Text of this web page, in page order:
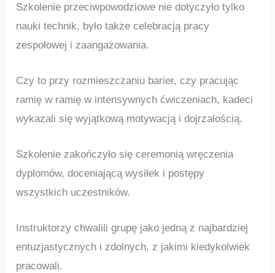
Szkolenie przeciwpowodziowe nie dotyczyło tylko
nauki technik, było także celebracją pracy
zespołowej i zaangażowania.
Czy to przy rozmieszczaniu barier, czy pracując
ramię w ramię w intensywnych ćwiczeniach, kadeci
wykazali się wyjątkową motywacją i dojrzałością.
Szkolenie zakończyło się ceremonią wręczenia
dyplomów, doceniającą wysiłek i postępy
wszystkich uczestników.
Instruktorzy chwalili grupę jako jedną z najbardziej
entuzjastycznych i zdolnych, z jakimi kiedykolwiek
pracowali.